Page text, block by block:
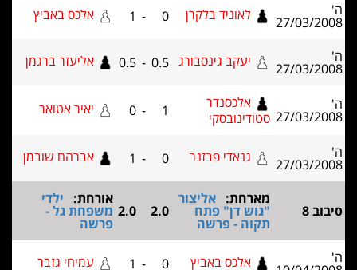
ה'
27/03/2008 לאוניד בלקרן 0
-
1 אלכס באביץ
ה'
27/03/2008 יעקב גינסבורג 0.5
-
0.5 אליעזר ברגמן
ה'
27/03/2008
אלכסנדר
סטודינובסקי
1
-
0 יאיר אטואר
ה'
27/03/2008 גנאדי פבזנר 0
-
1 אברהם שובמן
סיבוב 8
מארחת: אליצור
"גוש דן" פתח
תקוה - פרשה
2.0
2.0
אורחת: ילדי
משפחת גל -
פרשה
ה'
אלכס באביץ 0
-
1 עמיחי גזבר